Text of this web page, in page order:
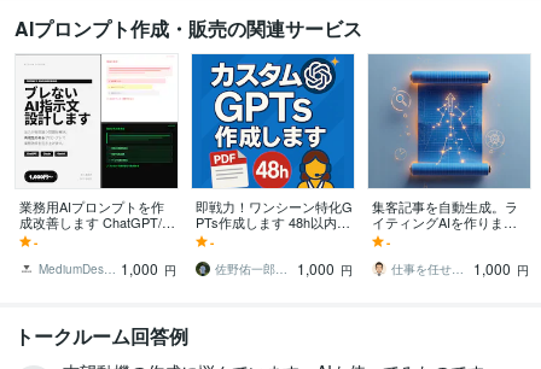
AIプロンプト作成・販売の関連サービス
業務用AIプロンプトを作
成改善します ChatGPT/Cl
aude/Geminiで成果が出る
指示文
-
MediumDesign 1,000 円
即戦力！ワンシーン特化G
PTs作成します 48h以内納
品＋無料7日間メッセージ
サポート付きで安心導
入！
-
佐野佑一郎＠AI仕組み化パートナー
1,000 円
集客記事を自動生成。ラ
イティングAIを作ります
キーワードだけで構成か
ら執筆まで完結。SEO・
集客特化型
-
仕事を任せられるAIを一緒に作る人
1,000 円
トークルーム回答例